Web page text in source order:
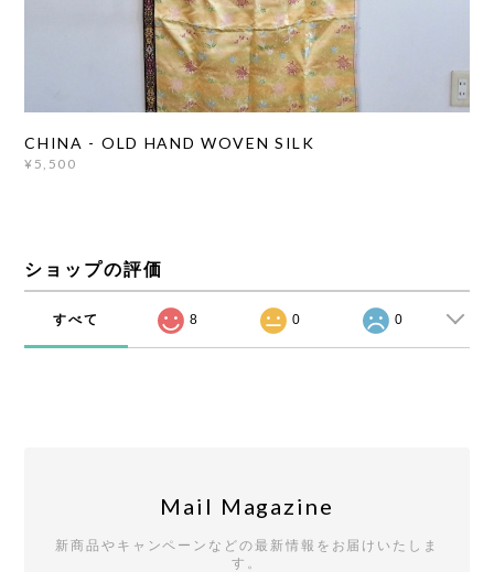
CHINA - OLD HAND WOVEN SILK
¥5,500
ショップの評価
すべて 8 0 0
Mail Magazine
新商品やキャンペーンなどの最新情報をお届けいたしま
す。